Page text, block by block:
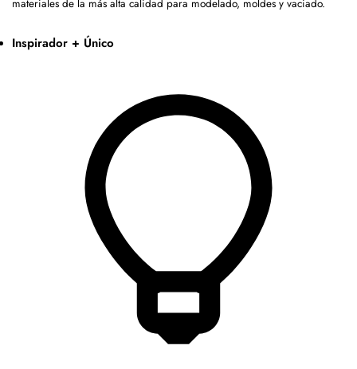
materiales de la más alta calidad para modelado, moldes y vaciado.
Inspirador + Único